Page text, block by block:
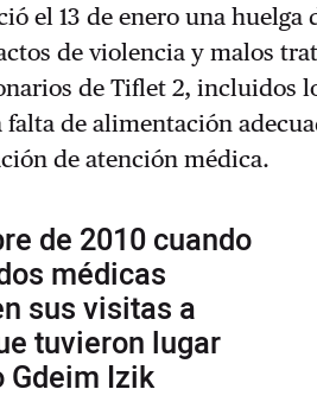
el 13 de enero una huelga
de violencia y malos
de Tiflet 2, incluidos
de alimentación
de atención médica.
de 2010 cuando
médicas
sus visitas a
tuvieron lugar
Gdeim Izik